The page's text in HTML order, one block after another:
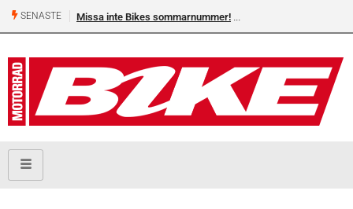
SENASTE Missa inte Bikes sommarnummer!